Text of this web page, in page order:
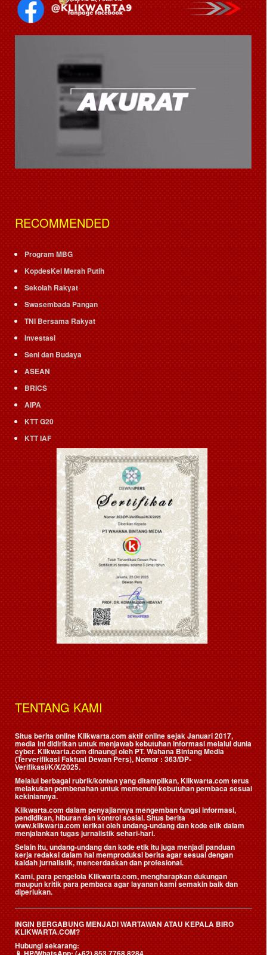
RECOMMENDED
Program MBG
KopdesKel Merah Putih
Sekolah Rakyat
Swasembada Pangan
TNI Bersama Rakyat
Investasi
Seni dan Budaya
ASEAN
BRICS
AIPA
KTT G20
KTT IAF
TENTANG KAMI
Situs berita online Klikwarta.com aktif online sejak Januari 2017,
media ini didirikan untuk menjawab kebutuhan informasi melalui dunia
cyber. Klikwarta.com dinaungi oleh PT. Wahana Bintang Media
(Terverifikasi Faktual Dewan Pers), Nomor : 363/DP-
Verifikasi/K/X/2025.
Melalui berbagai rubrik/konten yang ditampilkan, Klikwarta.com terus
melakukan pembenahan untuk memenuhi kebutuhan pembaca sesuai
kekiniannya.
Klikwarta.com dalam penyajiannya mengemban fungsi informasi,
pendidikan, hiburan dan kontrol sosial. Situs berita
www.klikwarta.com terikat oleh undang-undang dan kode etik dalam
menjalankan tugas jurnalistik sehari-hari.
Selain itu, undang-undang dan kode etik itu juga menjadi panduan
kerja redaksi dalam hal memproduksi berita agar sesuai dengan
kaidah jurnalistik, mencerdaskan dan profesional.
Kami, para pengelola Klikwarta.com, mengharapkan dukungan
maupun kritik para pembaca agar layanan kami semakin baik dan
diperlukan.
INGIN BERGABUNG MENJADI WARTAWAN ATAU KEPALA BIRO
KLIKWARTA.COM?
Hubungi sekarang: